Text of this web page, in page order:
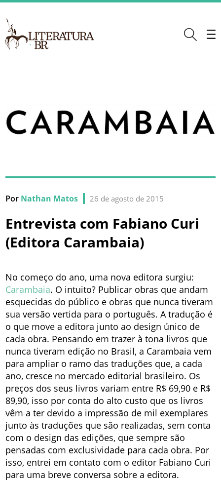
Por Nathan Matos 26 de agosto de 2015
Entrevista com Fabiano Curi
(Editora Carambaia)
No começo do ano, uma nova editora surgiu:
Carambaia. O intuito? Publicar obras que andam
esquecidas do público e obras que nunca tiveram
sua versão vertida para o português. A tradução é
o que move a editora junto ao design único de
cada obra. Pensando em trazer à tona livros que
nunca tiveram edição no Brasil, a Carambaia vem
para ampliar o ramo das traduções que, a cada
ano, cresce no mercado editorial brasileiro. Os
preços dos seus livros variam entre R$ 69,90 e R$
89,90, isso por conta do alto custo que os livros
vêm a ter devido a impressão de mil exemplares
junto às traduções que são realizadas, sem conta
com o design das edições, que sempre são
pensadas com exclusividade para cada obra. Por
isso, entrei em contato com o editor Fabiano Curi
para uma breve conversa sobre a editora.